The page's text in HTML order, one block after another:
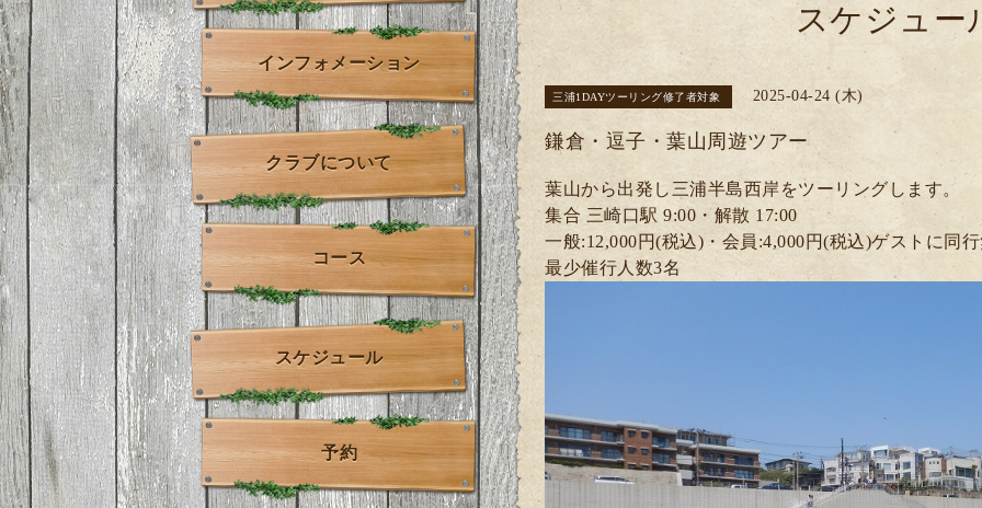
スケジュー
三浦1DAYツーリング修了者対象 2025-04-24 (木)
鎌倉・逗子・葉山周遊ツアー
葉山から出発し三浦半島西岸をツーリングします。
集合 三崎口駅 9:00・解散 17:00
一般:12,000円(税込)・ 会員:4,000円(税込)ゲスト に同
最少催行人数3名
インフォメーション
クラブについて
コース
スケジュール
予約